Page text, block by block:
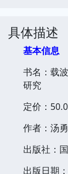
具体描述
基本信息
书名：载
研究
定价：
作者：汤
出版社：
出版日期